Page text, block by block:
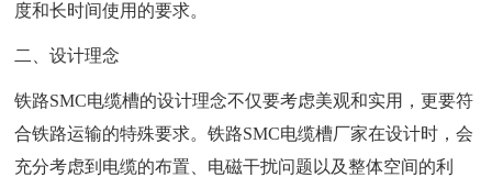
度和长时间使用的要求。
二、设计理念
铁路SMC电缆槽的设计理念不仅要考虑美观和实用，更要符
合铁路运输的特殊要求。铁路SMC电缆槽厂家在设计时，会
充分考虑到电缆的布置、电磁干扰问题以及整体空间的利